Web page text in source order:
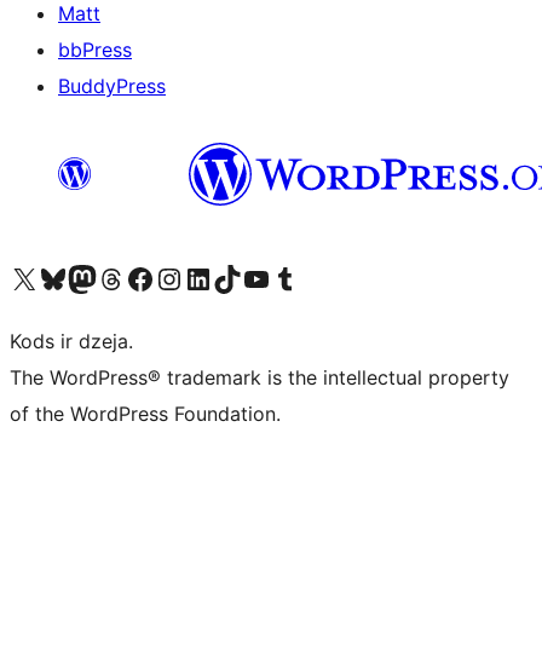
Matt
bbPress
BuddyPress
Apmeklējiet mūsu X (agrāk Twitter) kontu
Apmeklējiet mūsu Bluesky kontu
Apmeklējiet mūsu Mastodon kontu
Apmeklējiet mūsu Threads kontu
Apmeklējiet mūsu Facebook lapuApmeklējiet mūsu Instagram kontu
Apmeklējiet mūsu LinkedIn kontu
Apmeklējiet mūsu TikTok kontu
Apmeklējiet mūsu YouTube kanālu
Apmeklējiet mūsu Tumblr kontu
Kods ir dzeja.
The WordPress® trademark is the intellectual property
of the WordPress Foundation.